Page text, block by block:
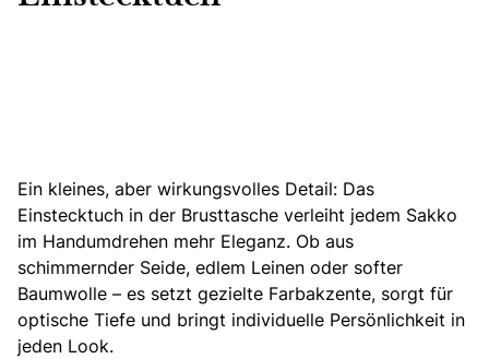
Ein kleines, aber wirkungsvolles Detail: Das
Einstecktuch in der Brusttasche verleiht jedem Sakko
im Handumdrehen mehr Eleganz. Ob aus
schimmernder Seide, edlem Leinen oder softer
Baumwolle – es setzt gezielte Farbakzente, sorgt für
optische Tiefe und bringt individuelle Persönlichkeit in
jeden Look.